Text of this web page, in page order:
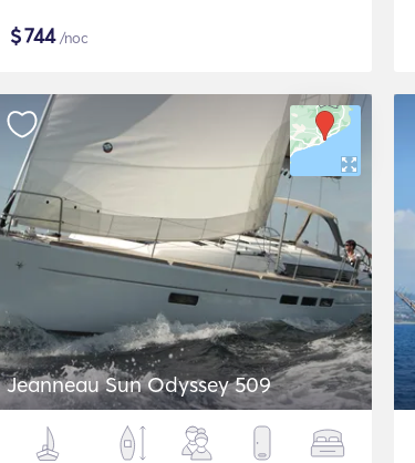
$744/noc
Jeanneau Sun Odyssey 509